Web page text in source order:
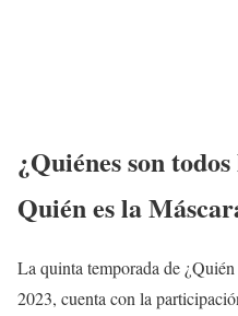
¿Quiénes son
Quién es la
La quinta temporada de
2023, cuenta con la